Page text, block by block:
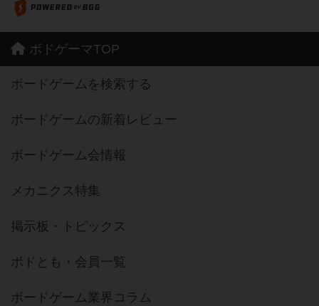
ボドゲーマTOP
ボードゲームを検索する
ボードゲームの新着レビュー
ボードゲーム会情報
メカニクス特集
掲示板・トピックス
ボドとも・会員一覧
ボードゲーム業界コラム